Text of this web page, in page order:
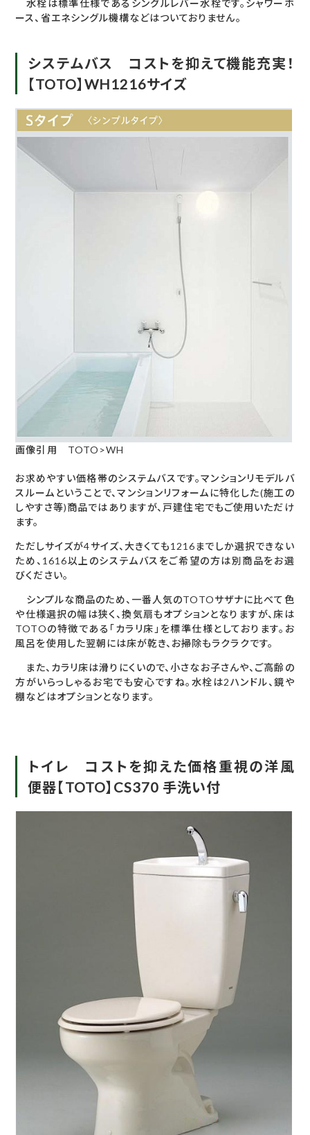
水栓は標準仕様であるシングルレバー水栓です。シャワーホ
ース、省エネシングル機構などはついておりません。
システムバス コストを抑えて機能充実！
【TOTO】WH1216サイズ
画像引用 TOTO>WH
お求めやすい価格帯のシステムバスです。マンションリモデルバ
スルームということで、マンションリフォームに特化した(施工の
しやすさ等)商品ではありますが、戸建住宅でもご使用いただけ
ます。
ただしサイズが4サイズ、大きくても1216までしか選択できない
ため、1616以上のシステムバスをご希望の方は別商品をお選
びください。
シンプルな商品のため、一番人気のTOTOサザナに比べて色
や仕様選択の幅は狭く、換気扇もオプションとなりますが、床は
TOTOの特徴である「カラリ床」を標準仕様としております。お
風呂を使用した翌朝には床が乾き、お掃除もラクラクです。
また、カラリ床は滑りにくいので、小さなお子さんや、ご高齢の
方がいらっしゃるお宅でも安心ですね。水栓は2ハンドル、鏡や
棚などはオプションとなります。
トイレ コストを抑えた価格重視の洋風
便器【TOTO】CS370 手洗い付